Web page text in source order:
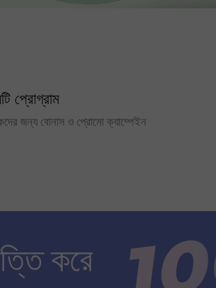
প্রোগ্রাম
জন্য বোনাস ও প্রোমো ক্যাম্পেইন
করে